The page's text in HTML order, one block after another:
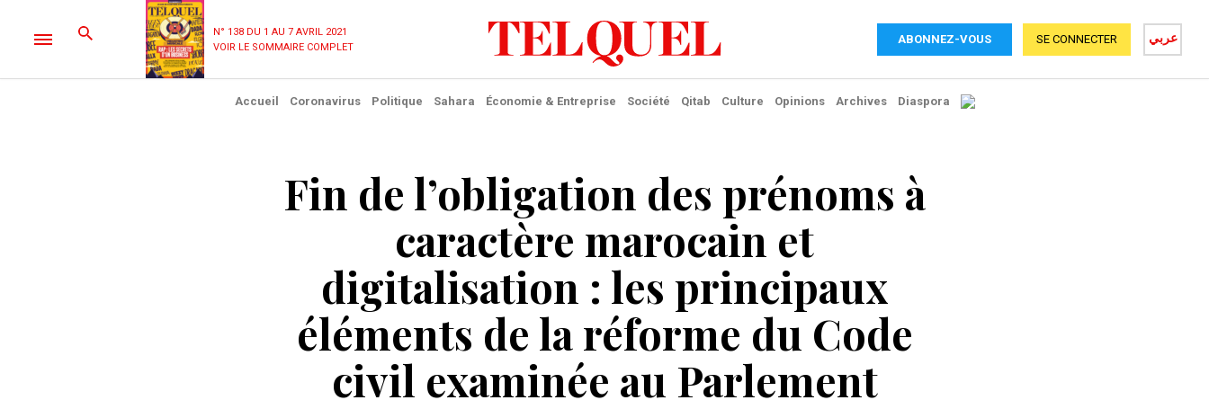
N° 138 DU 1 AU 7 AVRIL 2021
VOIR LE SOMMAIRE COMPLET
ABONNEZ-VOUS عربي SE CONNECTER
Accueil Coronavirus Politique Sahara Économie & Entreprise Société Qitab Culture Opinions Archives Diaspora
Fin de l’obligation des prénoms à
caractère marocain et
digitalisation : les principaux
éléments de la réforme du Code
civil examinée au Parlement